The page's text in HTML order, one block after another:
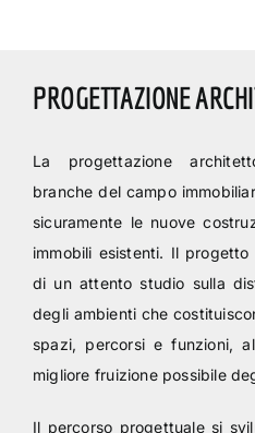
PROGETTAZIONE
La progettazione
branche del campo
sicuramente le nuove
immobili esistenti. Il
di un attento studio sulla
degli ambienti che
spazi, percorsi e funzioni,
migliore fruizione possibile
Il percorso progettuale si